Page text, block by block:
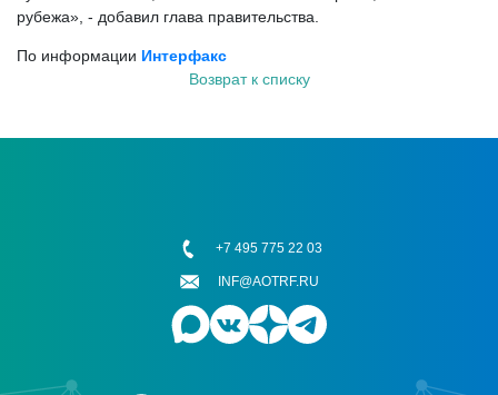
рубежа», - добавил глава правительства.
По информации Интерфакс
Возврат к списку
+7 495 775 22 03
INF@AOTRF.RU